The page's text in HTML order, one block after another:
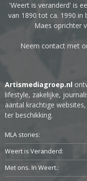
'Weert is veranderd' is
van 1890 tot ca. 1990 in
Maes oprichter
Neem contact met
Artismediagroep.nl
lifestyle, zakelijke,
aantal krachtige
ter beschikking.
MLA stories:
Weert is Veranderd:
Met ons. In Weert.: